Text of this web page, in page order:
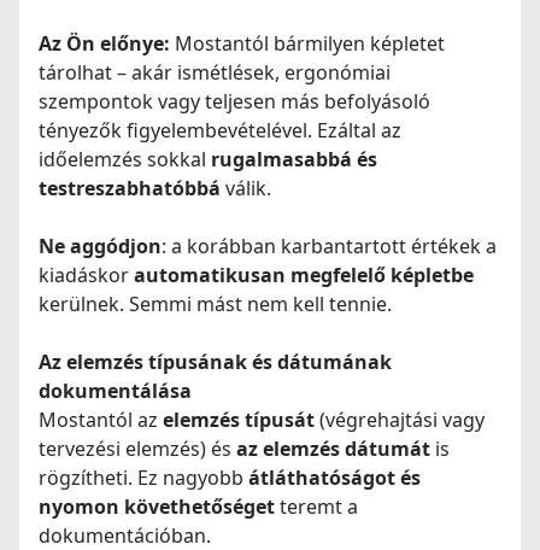
Az Ön előnye: Mostantól bármilyen képletet
tárolhat – akár ismétlések, ergonómiai
szempontok vagy teljesen más befolyásoló
tényezők figyelembevételével. Ezáltal az
időelemzés sokkal rugalmasabbá és
testreszabhatóbbá válik.
Ne aggódjon: a korábban karbantartott értékek a
kiadáskorautomatikusan megfelelő képletbe
kerülnek. Semmi mást nem kell tennie.
Az elemzés típusának és dátumának
dokumentálása
Mostantól az elemzés típusát(végrehajtási vagy
tervezési elemzés) és az elemzés dátumát is
rögzítheti. Ez nagyobb átláthatóságot és
nyomon követhetőségetteremt a
dokumentációban.